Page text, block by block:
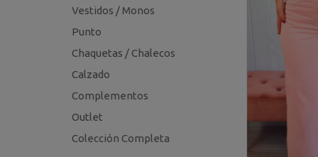
Vestidos / Monos
Punto
Chaquetas / Chalecos
Calzado
Complementos
Outlet
Colección Completa